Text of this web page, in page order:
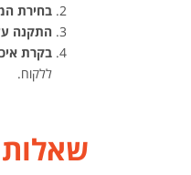
בחירת
התקנה
בקרת
ללקוח.